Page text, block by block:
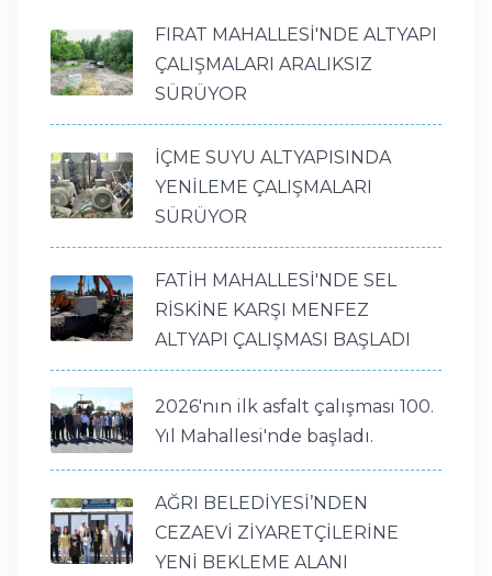
FIRAT MAHALLESİ'NDE ALTYAPI
ÇALIŞMALARI ARALIKSIZ
SÜRÜYOR
İÇME SUYU ALTYAPISINDA
YENİLEME ÇALIŞMALARI
SÜRÜYOR
FATİH MAHALLESİ'NDE SEL
RİSKİNE KARŞI MENFEZ
ALTYAPI ÇALIŞMASI BAŞLADI
2026'nın ilk asfalt çalışması 100.
Yıl Mahallesi'nde başladı.
AĞRI BELEDİYESİ’NDEN
CEZAEVİ ZİYARETÇİLERİNE
YENİ BEKLEME ALANI